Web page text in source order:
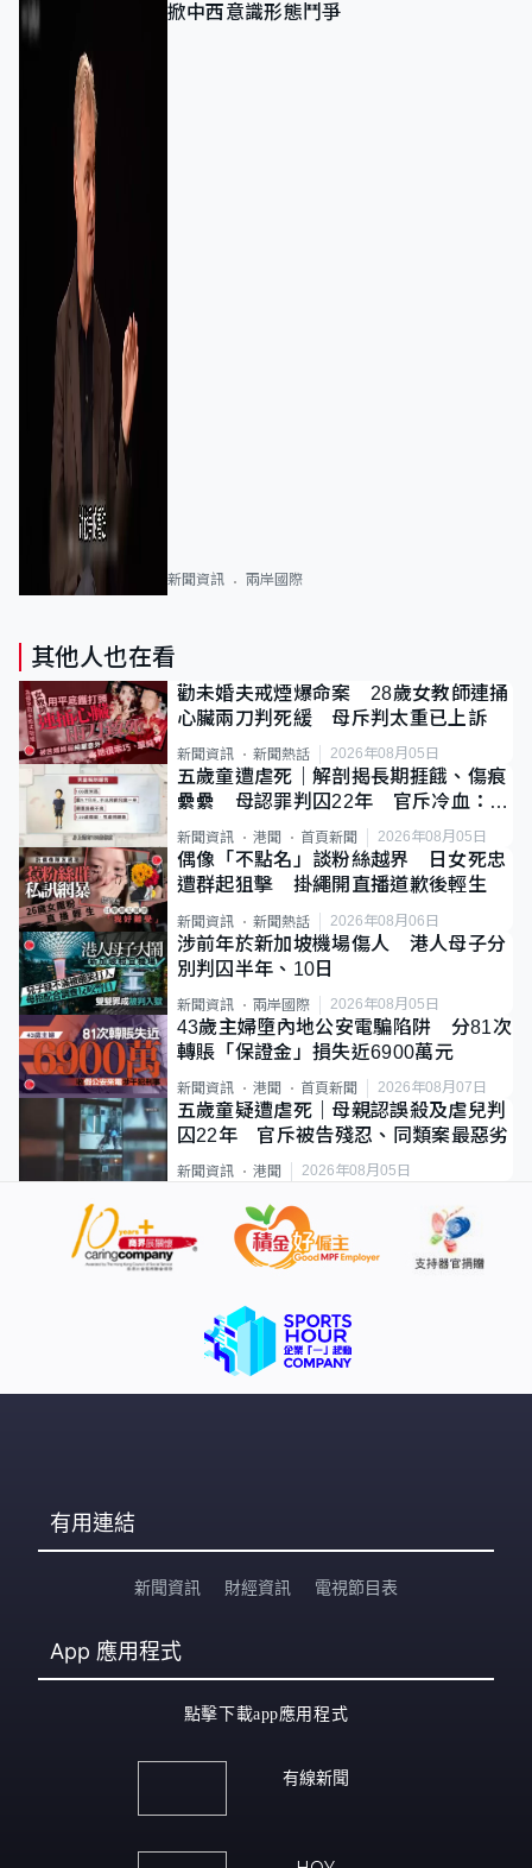
掀中西意識形態鬥爭
新聞資訊 兩岸國際
其他人也在看
勸未婚夫戒煙爆命案 28歲女教師連捅
心臟兩刀判死緩 母斥判太重已上訴
新聞資訊 新聞熱話 2026年08月05日
五歲童遭虐死｜解剖揭長期捱餓、傷痕
纍纍 母認罪判囚22年 官斥冷血：同
類案最惡劣
新聞資訊 港聞 首頁新聞 2026年08月05日
偶像「不點名」談粉絲越界 日女死忠
遭群起狙擊 掛繩開直播道歉後輕生
新聞資訊 新聞熱話 2026年08月06日
涉前年於新加坡機場傷人 港人母子分
別判囚半年、10日
新聞資訊 兩岸國際 2026年08月05日
43歲主婦墮內地公安電騙陷阱 分81次
轉賬「保證金」損失近6900萬元
新聞資訊 港聞 首頁新聞 2026年08月07日
五歲童疑遭虐死｜母親認誤殺及虐兒判
囚22年 官斥被告殘忍、同類案最惡劣
新聞資訊 港聞 2026年08月05日
有用連結
新聞資訊 財經資訊 電視節目表
App 應用程式
點擊下載app應用程式
有線新聞